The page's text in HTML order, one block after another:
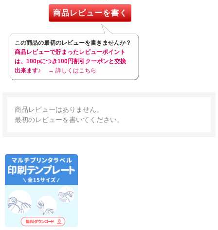
商品レビューを書く
この商品の最初のレビューを書きませんか？
商品レビューで貯まったレビューポイント
は、100pにつき100円割引クーポンと交換
出来ます♪
→ 詳しくはこちら
商品レビューはありません。
最初のレビューを書いてください。